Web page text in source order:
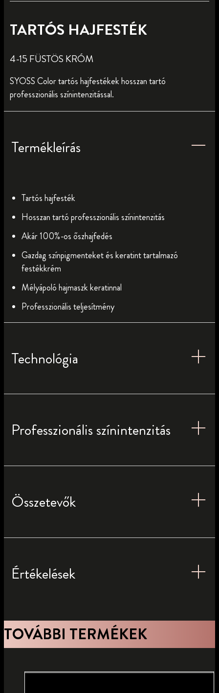
TARTÓS HAJFESTÉK
4-15 FÜSTÖS KRÓM
SYOSS Color tartós hajfestékek hosszan tartó
professzionális színintenzitással.
Termékleírás
Tartós hajfesték
Hosszan tartó professzionális színintenzitás
Akár 100%-os őszhajfedés
Gazdag színpigmenteket és keratint tartalmazó
festékkrém
Mélyápoló hajmaszk keratinnal
Professzionális teljesítmény
Technológia
Professzionális színintenzitás
Összetevők
Értékelések
TOVÁBBI TERMÉKEK